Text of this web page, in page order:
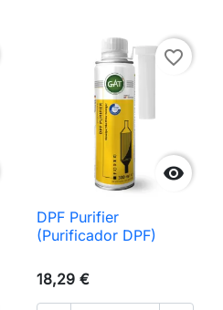

favorite_border
DPF Purifier
(Purificador DPF)
18,29 €